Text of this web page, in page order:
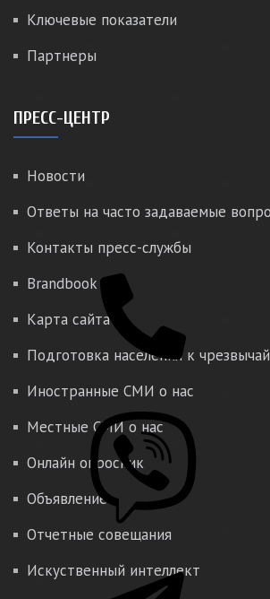
Ключевые показатели
Партнеры
ПРЕСС-ЦЕНТР
Новости
Ответы на часто задаваемые
Контакты пресс-службы
Brandbook
Карта сайта
Подготовка населения к
Иностранные СМИ о нас
Местные СМИ о нас
Онлайн опросник
Объявление
Отчетные совещания
Искуственный интеллект